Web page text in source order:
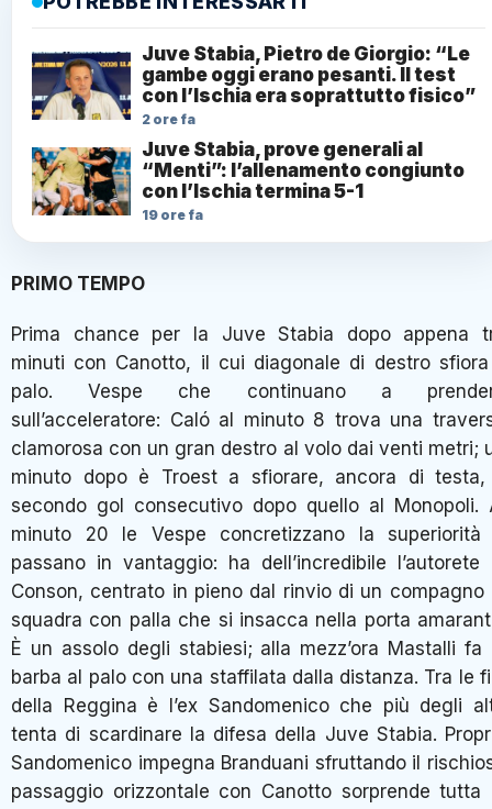
Juve Stabia, Pietro de Giorgio: “Le
gambe oggi erano pesanti. Il test
con l’Ischia era soprattutto fisico”
2 ore fa
Juve Stabia, prove generali al
“Menti”: l’allenamento congiunto
con l’Ischia termina 5-1
19 ore fa
PRIMO TEMPO
Prima chance per la Juve Stabia dopo appena
minuti con Canotto, il cui diagonale di destro
palo. Vespe che continuano a
sull’acceleratore: Caló al minuto 8 trova una
clamorosa con un gran destro al volo dai venti metri;
minuto dopo è Troest a sfiorare, ancora di
secondo gol consecutivo dopo quello al Monopoli.
minuto 20 le Vespe concretizzano la superiorità
passano in vantaggio: ha dell’incredibile l’autorete
Conson, centrato in pieno dal rinvio di un compagno
squadra con palla che si insacca nella porta
È un assolo degli stabiesi; alla mezz’ora Mastalli fa
barba al palo con una staffilata dalla distanza. Tra le
della Reggina è l’ex Sandomenico che più degli
tenta di scardinare la difesa della Juve Stabia.
Sandomenico impegna Branduani sfruttando il
passaggio orizzontale con Canotto sorprende tutta